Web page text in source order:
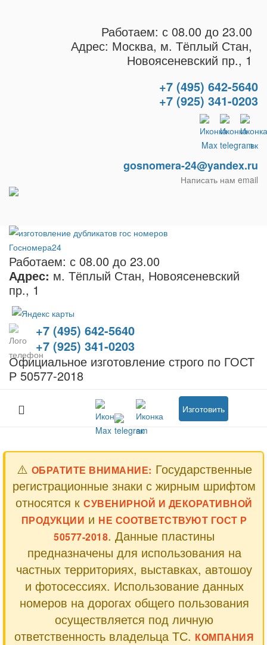
Работаем: с 08.00 до 23.00
Адрес: Москва, м. Тёплый Стан,
Новоясеневский пр., 1
+7 (495) 642-5640
+7 (925) 341-0203
gosnomera-24@yandex.ru
Написать нам email
Работаем: с 08.00 до 23.00
Адрес: м. Тёплый Стан, Новоясеневский
пр., 1
+7 (495) 642-5640
+7 (925) 341-0203
Официальное изготовление строго по ГОСТ
Р 50577-2018
Изготовить
⚠️ ОБРАТИТЕ ВНИМАНИЕ: Государственные
регистрационные знаки с жирным шрифтом
относятся кСУВЕНИРНОЙ И ДЕКОРАТИВНОЙ
ПРОДУКЦИИ и НЕ СООТВЕТСТВУЮТ ГОСТ Р
50577-2018. Данные пластины
предназначены для использования на
частных территориях, выставках, автошоу
и фотосессиях. Использование данных
номеров на дорогах общего пользования
осуществляется под личную
ответственность владельца ТС. КОМПАНИЯ